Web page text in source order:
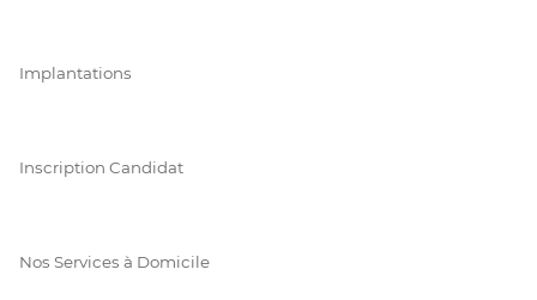
Implantations
Inscription Candidat
Nos Services à Domicile